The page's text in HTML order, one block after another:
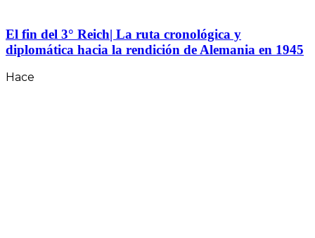
El fin del 3° Reich| La ruta cronológica y
diplomática hacia la rendición de Alemania en 1945
Hace